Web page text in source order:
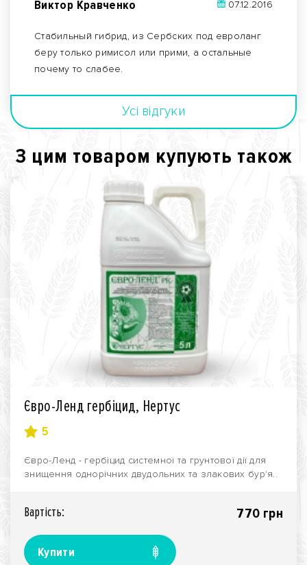
Виктор Кравченко 07.12.2016
Стабильный гибрид, из Сербских под евроланг
беру только римисол или прими, а остальные
почему то слабее.
Усi вiдгуки
З цим товаром купують також
Євро-Ленд гербіцид, Нертус
5
Євро-Ленд - гербіцид системної та грунтової дії для
знищення однорічних двудольних та злакових бур'я..
Вартiсть: 770 грн
Купити